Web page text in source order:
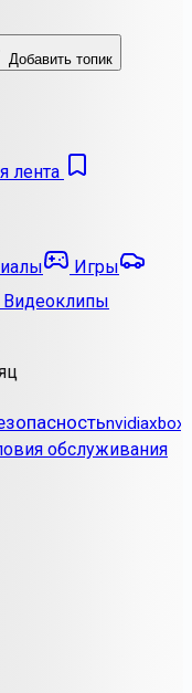
Добавить топик
лента
Игры
Видеоклипы
nvidiaxbox
обслуживания